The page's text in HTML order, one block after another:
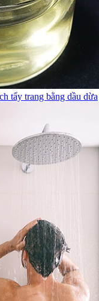
tẩy trang bằng dầu dừa